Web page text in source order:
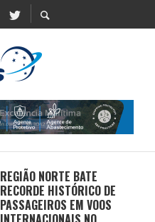
REGIÃO NORTE BATE
RECORDE HISTÓRICO DE
PASSAGEIROS EM VOOS